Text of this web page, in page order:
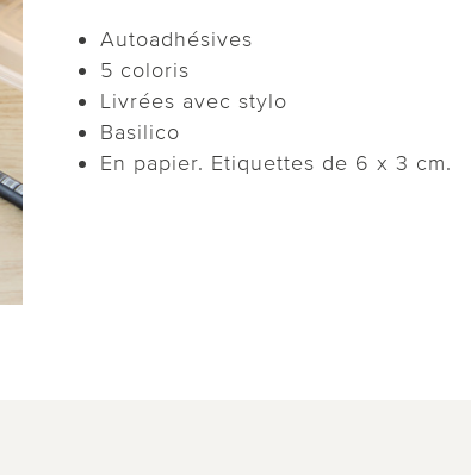
Autoadhésives
5 coloris
Livrées avec stylo
Basilico
En papier. Etiquettes de 6 x 3 cm.